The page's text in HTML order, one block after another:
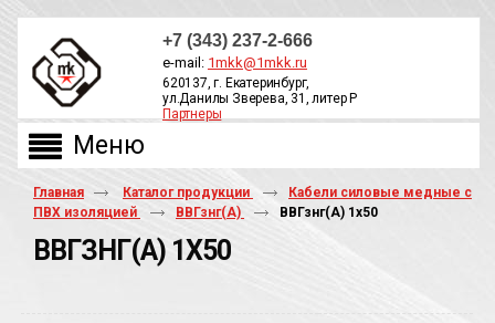
+7 (343) 237-2-666
e-mail: 1mkk@1mkk.ru
620137, г. Екатеринбург,
ул.Данилы Зверева, 31, литер Р
Партнеры
Главная Каталог продукции
Кабели силовые медные с
ПВХ изоляцией
ВВГзнг(А) ВВГзнг(A) 1х50
ВВГЗНГ(A) 1Х50